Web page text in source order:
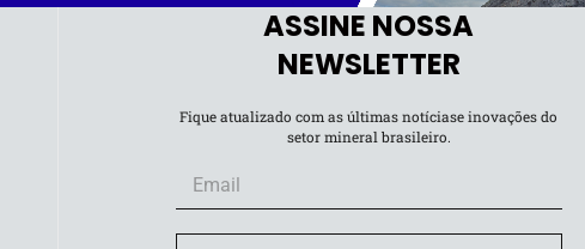
incentivado o setor com linhas de créditos tanto para pesquisa,
de lançar o edital para um fundo de minerais críticos. A gente
num estágio mais inicial”, disse se referindo ao fundo de
mineração com potencial para diversificar a produção de
ASSINE NOSSA
NEWSLETTER
Fique atualizado com as últimas notíciase inovações do
setor mineral brasileiro.